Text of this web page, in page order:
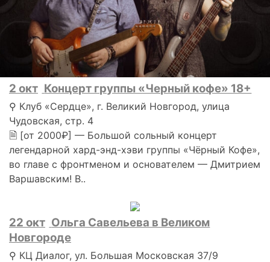
2 окт Концерт группы «Черный кофе» 18+
⚲ Клуб «Сердце», г. Великий Новгород, улица
Чудовская, стр. 4
🗎 [от 2000₽] — Большой сольный концерт
легендарной хард-энд-хэви группы «Чёрный Кофе»,
во главе с фронтменом и основателем — Дмитрием
Варшавским! В..
22 окт Ольга Савельева в Великом
Новгороде
⚲ КЦ Диалог, ул. Большая Московская 37/9